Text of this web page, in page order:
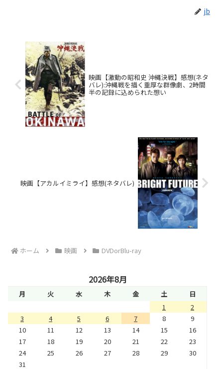
jb
映画【激動の昭和史 沖縄決戦】感想(ネタ
バレ):沖縄戦を描く重厚な群像劇、2時間
半の記録に込められた想い
映画【アカルイミライ】感想(ネタバレ)
ホーム 映画 DVDorBlu-ray
2026年8月
月 火 水 木 金 土
日
1
2
3
4 5 6 7 8
9
10
11 12 13 14 15
16
17
18 19 20 21 22
23
24
25 26 27 28 29
30
31